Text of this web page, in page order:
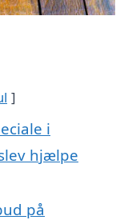
i
hjælpe
på